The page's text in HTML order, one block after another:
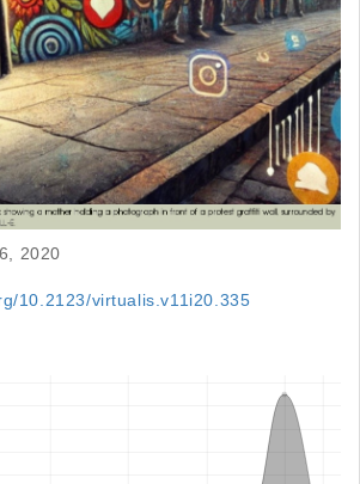
2020
10.2123/virtualis.v11i20.335